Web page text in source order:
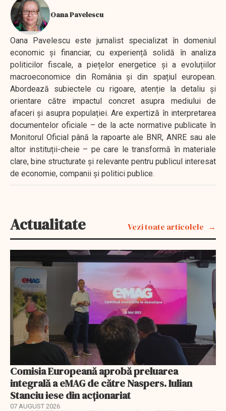
Oana Pavelescu
Oana Pavelescu este jurnalist specializat în domeniul
economic și financiar, cu experiență solidă în analiza
politicilor fiscale, a piețelor energetice și a evoluțiilor
macroeconomice din România și din spațiul european.
Abordează subiectele cu rigoare, atenție la detaliu și
orientare către impactul concret asupra mediului de
afaceri și asupra populației. Are expertiză în interpretarea
documentelor oficiale – de la acte normative publicate în
Monitorul Oficial până la rapoarte ale BNR, ANRE sau ale
altor instituții-cheie – pe care le transformă în materiale
clare, bine structurate și relevante pentru publicul interesat
de economie, companii și politici publice.
Actualitate Vezi toate articolele
Comisia Europeană aprobă preluarea
integrală a eMAG de către Naspers. Iulian
Stanciu iese din acționariat
07 AUGUST 2026